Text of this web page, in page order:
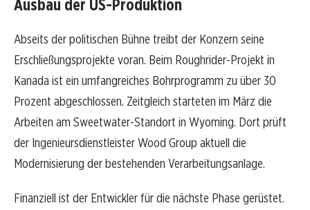
Ausbau der US-Produktion
Abseits der politischen Bühne treibt der Konzern seine
Erschließungsprojekte voran. Beim Roughrider-Projekt in
Kanada ist ein umfangreiches Bohrprogramm zu über 30
Prozent abgeschlossen. Zeitgleich starteten im März die
Arbeiten am Sweetwater-Standort in Wyoming. Dort prüft
der Ingenieursdienstleister Wood Group aktuell die
Modernisierung der bestehenden Verarbeitungsanlage.
Finanziell ist der Entwickler für die nächste Phase gerüstet.